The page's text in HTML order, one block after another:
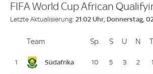
FIFA World Cup African
Letzte Aktualisierung: 21:02 Uhr, Donnerstag,
PlatzTeam Sp. Spiele
SSiege
U N
1 Südafrika 10 5 3 2